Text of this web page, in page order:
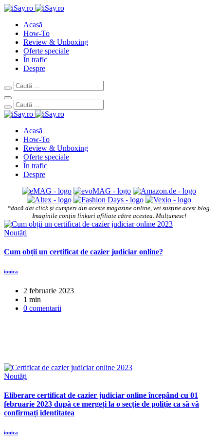
Acasă
How-To
Review & Unboxing
Oferte speciale
În trafic
Despre
Acasă
How-To
Review & Unboxing
Oferte speciale
În trafic
Despre
*dacă dai click și cumperi din aceste magazine online, vei susține acest blog.
Imaginile conțin linkuri afiliate către acestea. Mulțumesc!
Noutăți
Cum obții un certificat de cazier judiciar online?
ionica
2 februarie 2023
1 min
0 comentarii
Noutăți
Eliberare certificat de cazier judiciar online începând cu 01
februarie 2023 după ce mergeți la o secție de poliție ca să vă
confirmați identitatea
ionica